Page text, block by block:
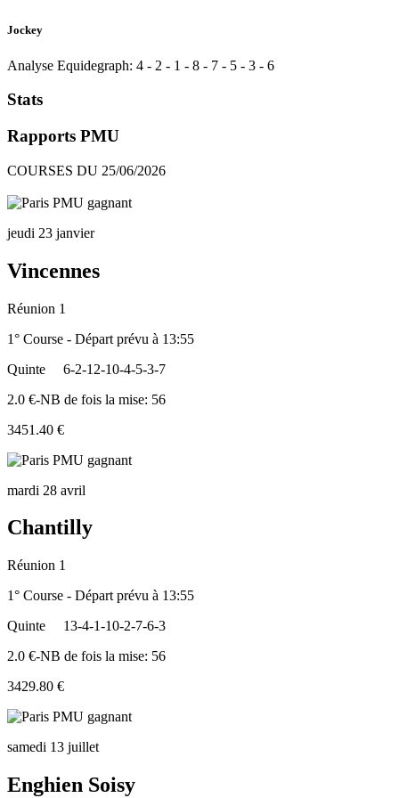
Jockey
Analyse Equidegraph: 4 - 2 - 1 - 8 - 7 - 5 - 3 - 6
Stats
Rapports PMU
COURSES DU 25/06/2026
jeudi 23 janvier
Vincennes
Réunion 1
1° Course - Départ prévu à 13:55
Quinte
6-2-12-10-4-5-3-7
2.0 €-NB de fois la mise: 56
3451.40 €
mardi 28 avril
Chantilly
Réunion 1
1° Course - Départ prévu à 13:55
Quinte
13-4-1-10-2-7-6-3
2.0 €-NB de fois la mise: 56
3429.80 €
samedi 13 juillet
Enghien Soisy